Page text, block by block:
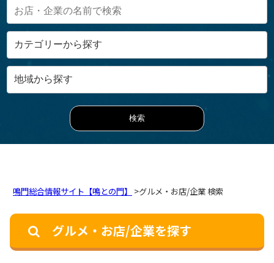
鳴門総合情報サイト【鳴との門】 >グルメ・お店/企業 検索
グルメ・お店/企業を探す